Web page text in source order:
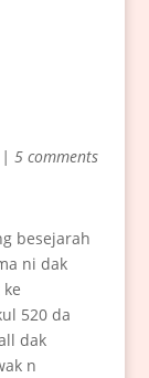
5 comments
besejarah
ni dak
520 da
dak
n